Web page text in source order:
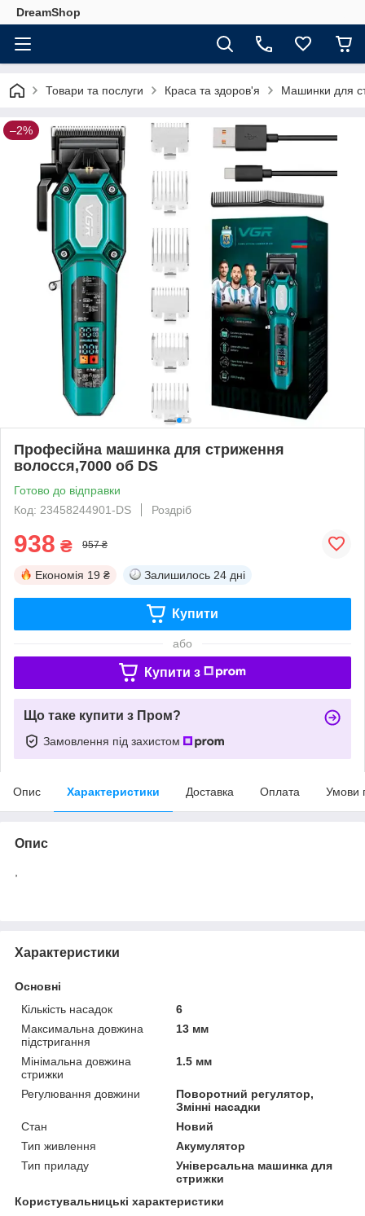
DreamShop
Товари та послуги Краса та здоров'я Машинки для
–2%
Професійна машинка для стриження
волосся,7000 об DS
Готово до відправки
Код: 23458244901-DS
Роздріб
938 ₴ 957 ₴
Економія 19 ₴ Залишилось 24 дні
Купити
або
Купити з
Що таке купити з Пром?
Замовлення під захистом
Опис Характеристики Доставка Оплата Умови
Опис
Характеристики
Основні
Кількість насадок
6
Максимальна довжина
підстригання
13 мм
Мінімальна довжина
стрижки
1.5 мм
Регулювання довжини
Поворотний регулятор,
Змінні насадки
Стан
Новий
Тип живлення
Акумулятор
Тип приладу
Універсальна машинка для
стрижки
Користувальницькі характеристики